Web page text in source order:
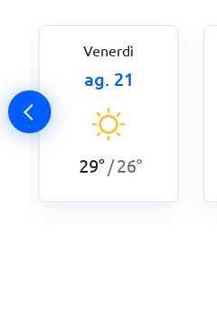
Venerdì
ag. 21
29° /26°